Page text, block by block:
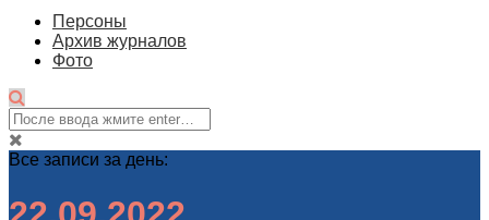
Персоны
Архив журналов
Фото
Все записи за день: